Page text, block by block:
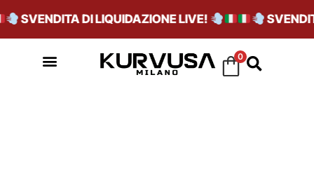
SVENDITA DI LIQUIDAZIONE LIVE!
0